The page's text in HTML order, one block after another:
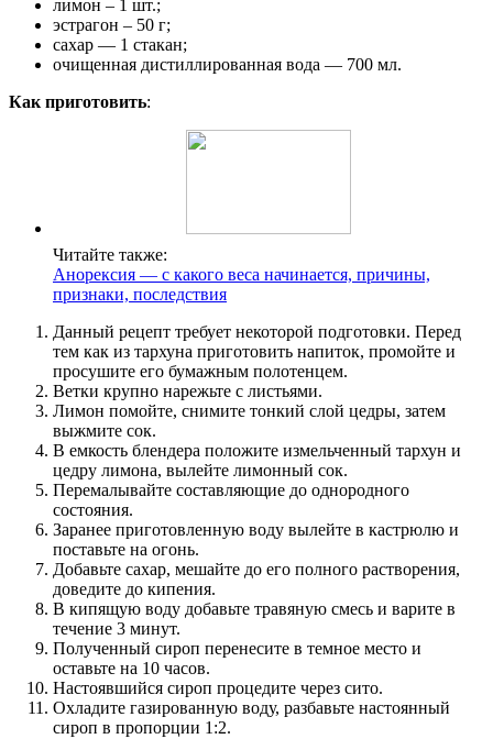
лимон – 1 шт.;
эстрагон – 50 г;
сахар — 1 стакан;
очищенная дистиллированная вода — 700 мл.
Как приготовить:
Читайте также:
Анорексия — с какого веса начинается, причины,
признаки, последствия
Данный рецепт требует некоторой подготовки. Перед
тем как из тархуна приготовить напиток, промойте и
просушите его бумажным полотенцем.
Ветки крупно нарежьте с листьями.
Лимон помойте, снимите тонкий слой цедры, затем
выжмите сок.
В емкость блендера положите измельченный тархун и
цедру лимона, вылейте лимонный сок.
Перемалывайте составляющие до однородного
состояния.
Заранее приготовленную воду вылейте в кастрюлю и
поставьте на огонь.
Добавьте сахар, мешайте до его полного растворения,
доведите до кипения.
В кипящую воду добавьте травяную смесь и варите в
течение 3 минут.
Полученный сироп перенесите в темное место и
оставьте на 10 часов.
Настоявшийся сироп процедите через сито.
Охладите газированную воду, разбавьте настоянный
сироп в пропорции 1:2.